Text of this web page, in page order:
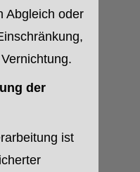
Abgleich oder
der
ist